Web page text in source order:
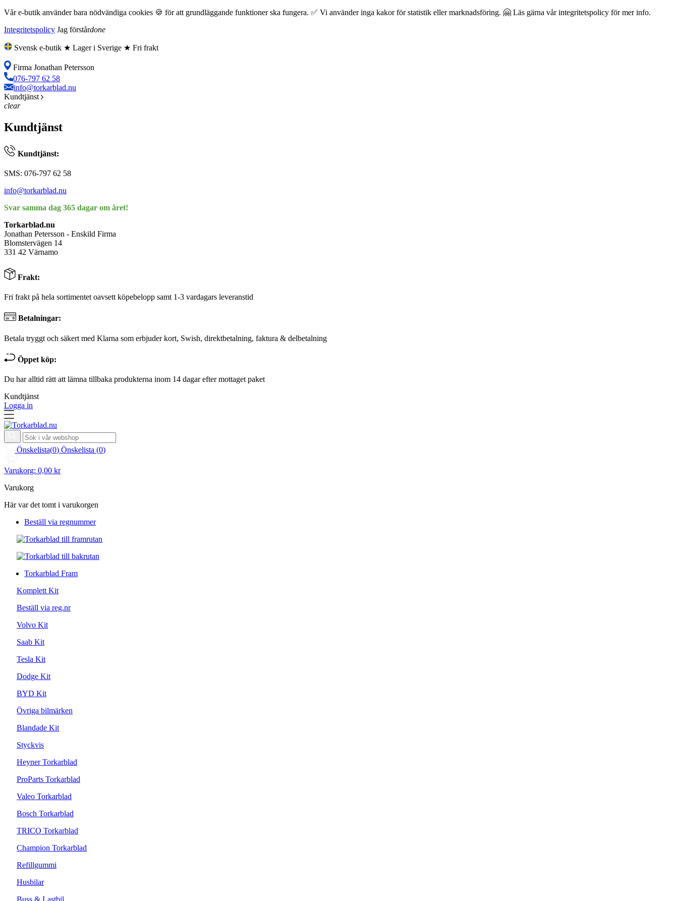
Vår e-butik använder bara nödvändiga cookies 🍪 för att grundläggande funktioner ska fungera. ✅ Vi använder inga kakor för statistik eller marknadsföring. 🤗 Läs gärna vår integritetspolicy för mer info.
Integritetspolicy Jag förstårdone
Svensk e-butik ★ Lager i Sverige ★ Fri frakt
Firma Jonathan Petersson
076-797 62 58
info@torkarblad.nu
Kundtjänst
clear
Kundtjänst
Kundtjänst:
SMS: 076-797 62 58
info@torkarblad.nu
Svar samma dag 365 dagar om året!
Torkarblad.nu
Jonathan Petersson - Enskild Firma
Blomstervägen 14
331 42 Värnamo
Frakt:
Fri frakt på hela sortimentet oavsett köpebelopp samt 1-3 vardagars leveranstid
Betalningar:
Betala tryggt och säkert med Klarna som erbjuder kort, Swish, direktbetalning, faktura & delbetalning
Öppet köp:
Du har alltid rätt att lämna tillbaka produkterna inom 14 dagar efter mottaget paket
Kundtjänst
Logga in
Önskelista(0) Önskelista (0)
Varukorg: 0,00 kr
Varukorg
Här var det tomt i varukorgen
Beställ via regnummer
Torkarblad Fram
Komplett Kit
Beställ via reg.nr
Volvo Kit
Saab Kit
Tesla Kit
Dodge Kit
BYD Kit
Övriga bilmärken
Blandade Kit
Styckvis
Heyner Torkarblad
ProParts Torkarblad
Valeo Torkarblad
Bosch Torkarblad
TRICO Torkarblad
Champion Torkarblad
Refillgummi
Husbilar
Buss & Lastbil